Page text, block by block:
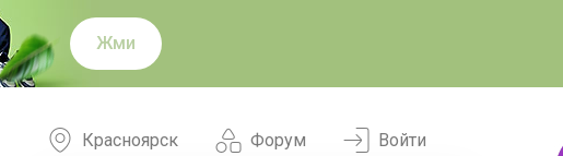
Жми
Форум
Красноярск Войти